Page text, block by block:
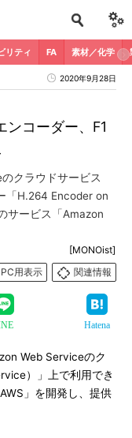
リティ FA 素材／化学
2020年9月28日
ンコーダー、F1
クラウドサービス
「H.264 Encoder on
サービス「Amazon
[MONOist]
PC用表示
関連情報
Hatena
Web Serviceのク
）」上で利用でき
」を開発し、提供